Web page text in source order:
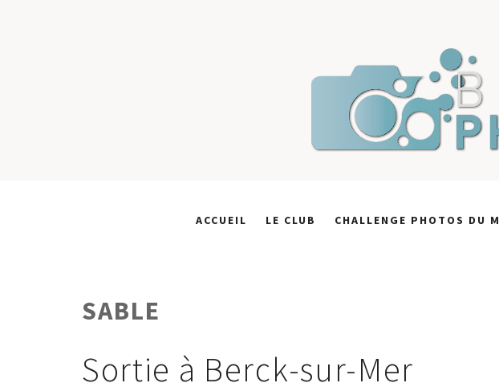
ACCUEIL LE CLUB CHALLENGE PHOTOS DU
SABLE
Sortie à Berck-sur-Mer